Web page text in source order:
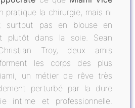
pratique la chirurgie, mais ni
surtout pas en blouse en
plutôt dans la soie. Sean
Troy, deux amis
les corps des plus
un métier de rêve très
perturbé par la dure
intime et professionnelle.